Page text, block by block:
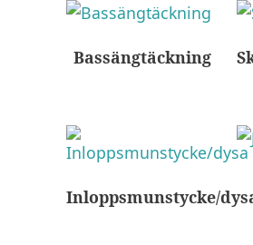
Bassängtäckning
Inloppsmunstycke/